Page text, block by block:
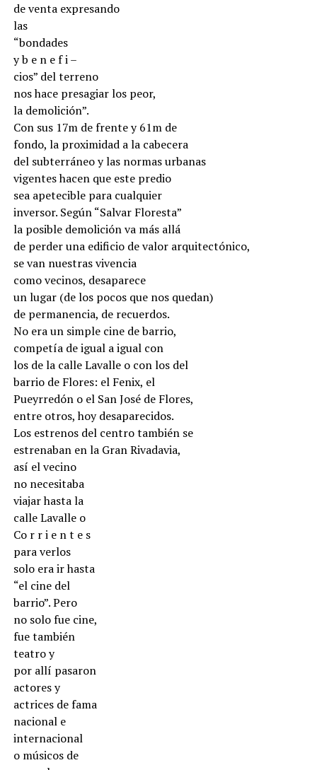
de venta expresando
las
“bondades
y b e n e f i –
cios” del terreno
nos hace presagiar los peor,
la demolición”.
Con sus 17m de frente y 61m de
fondo, la proximidad a la cabecera
del subterráneo y las normas urbanas
vigentes hacen que este predio
sea apetecible para cualquier
inversor. Según “Salvar Floresta”
la posible demolición va más allá
de perder una edificio de valor arquitectónico,
se van nuestras vivencia
como vecinos, desaparece
un lugar (de los pocos que nos quedan)
de permanencia, de recuerdos.
No era un simple cine de barrio,
competía de igual a igual con
los de la calle Lavalle o con los del
barrio de Flores: el Fenix, el
Pueyrredón o el San José de Flores,
entre otros, hoy desaparecidos.
Los estrenos del centro también se
estrenaban en la Gran Rivadavia,
así el vecino
no necesitaba
viajar hasta la
calle Lavalle o
Co r r i e n t e s
para verlos
solo era ir hasta
“el cine del
barrio”. Pero
no solo fue cine,
fue también
teatro y
por allí pasaron
actores y
actrices de fama
nacional e
internacional
o músicos de